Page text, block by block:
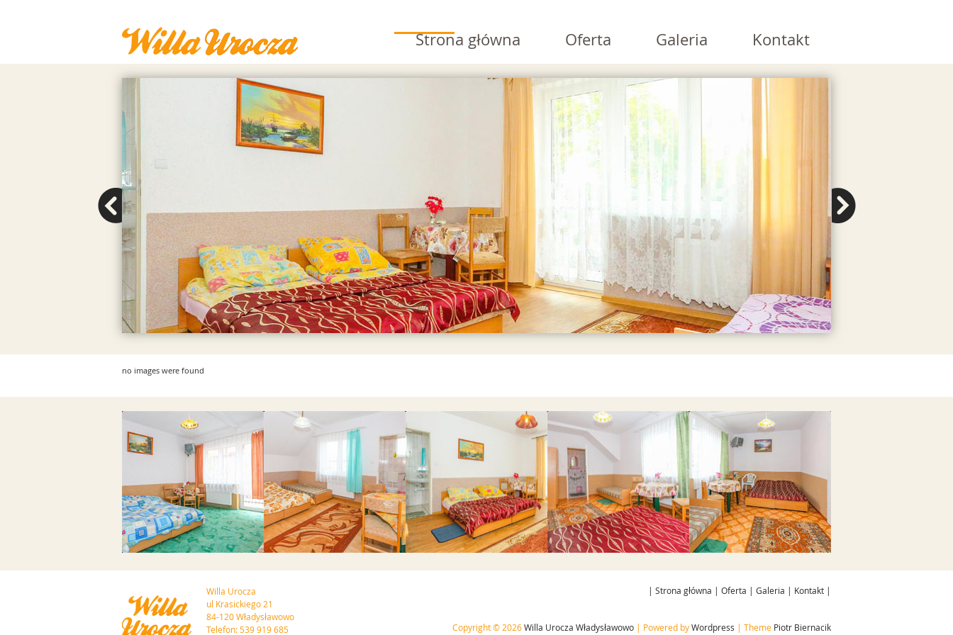
Strona główna Oferta Galeria Kontakt
no images were found
Przejdź do galerii Przejdź do galerii Przejdź do galerii Przejdź do galerii Przejdź do galerii
Willa Urocza
ul Krasickiego 21
84-120 Władysławowo
Telefon: 539 919 685
| Strona główna | Oferta | Galeria | Kontakt |
Copyright © 2026Willa Urocza Władysławowo | Powered byWordpress | Theme Piotr Biernacik